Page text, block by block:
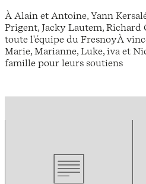
À Alain et Antoine, Yann
Prigent, Jacky Lautem, Richard
toute l'équipe du FresnoyÀ
Marie, Marianne, Luke, iva et
famille pour leurs soutiens